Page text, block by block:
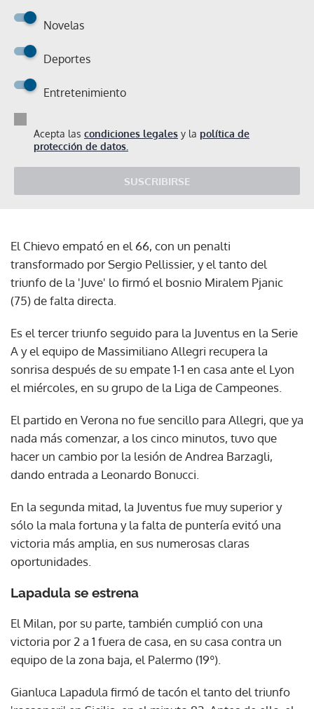
Novelas
Deportes
Entretenimiento
Acepta las condiciones legales y la política de
protección de datos.
SUSCRIBIRSE
El Chievo empató en el 66, con un penalti
transformado por Sergio Pellissier, y el tanto del
triunfo de la 'Juve' lo firmó el bosnio Miralem Pjanic
(75) de falta directa.
Es el tercer triunfo seguido para la Juventus en la Serie
A y el equipo de Massimiliano Allegri recupera la
sonrisa después de su empate 1-1 en casa ante el Lyon
el miércoles, en su grupo de la Liga de Campeones.
El partido en Verona no fue sencillo para Allegri, que ya
nada más comenzar, a los cinco minutos, tuvo que
hacer un cambio por la lesión de Andrea Barzagli,
dando entrada a Leonardo Bonucci.
En la segunda mitad, la Juventus fue muy superior y
sólo la mala fortuna y la falta de puntería evitó una
victoria más amplia, en sus numerosas claras
oportunidades.
Lapadula se estrena
El Milan, por su parte, también cumplió con una
victoria por 2 a 1 fuera de casa, en su casa contra un
equipo de la zona baja, el Palermo (19º).
Gianluca Lapadula firmó de tacón el tanto del triunfo